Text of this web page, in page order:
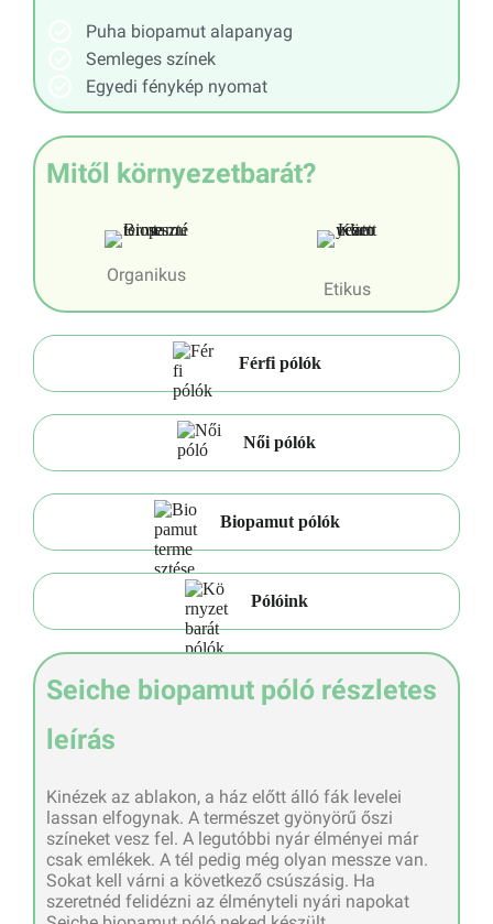
Puha biopamut alapanyag
Semleges színek
Egyedi fénykép nyomat
Mitől környezetbarát?
Organikus
Etikus
Férfi pólók
Női pólók
Biopamut pólók
Pólóink
Seiche biopamut póló részletes
leírás
Kinézek az ablakon, a ház előtt álló fák levelei
lassan elfogynak. A természet gyönyörű őszi
színeket vesz fel. A legutóbbi nyár élményei már
csak emlékek. A tél pedig még olyan messze van.
Sokat kell várni a következő csúszásig. Ha
szeretnéd felidézni az élményteli nyári napokat